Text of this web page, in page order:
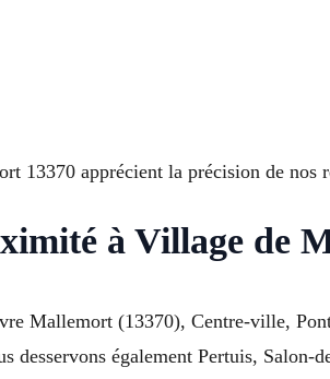
13370 apprécient la précision de nos
à Village de
Mallemort (13370), Centre-ville,
desservons également Pertuis,